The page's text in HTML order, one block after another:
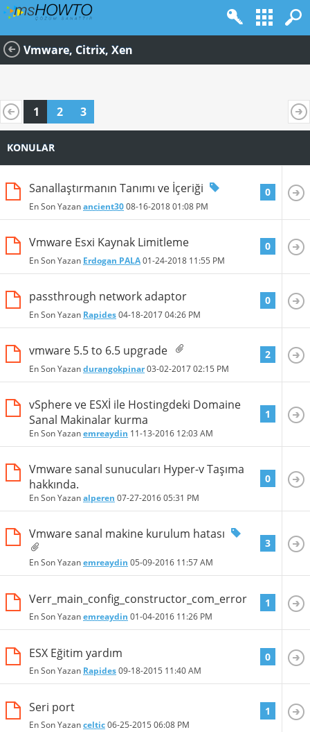
Vmware, Citrix, Xen
1 2 3
KONULAR
Sanallaştırmanın Tanımı ve İçeriği
En Son Yazanancient3008-16-201801:08 PM
0
Vmware Esxi Kaynak Limitleme
En Son Yazan Erdogan PALA01-24-2018 11:55 PM
0
passthrough network adaptor
En Son Yazan Rapides04-18-201704:26 PM
0
vmware 5.5 to 6.5 upgrade
En Son Yazandurangokpinar03-02-201702:15 PM
2
vSphere ve ESXİ ile Hostingdeki Domaine
Sanal Makinalar kurma
En Son Yazanemreaydin 11-13-2016 12:03 AM
1
Vmware sanal sunucuları Hyper-v Taşıma
hakkında.
En Son Yazanalperen 07-27-201605:31 PM
0
Vmware sanal makine kurulum hatası
En Son Yazanemreaydin 05-09-2016 11:57 AM
3
Verr_main_config_constructor_com_error
En Son Yazanemreaydin 01-04-2016 11:26 PM
1
ESX Eğitim yardım
En Son Yazan Rapides09-18-2015 11:40 AM
0
Seri port
En Son Yazanceltic06-25-2015 06:08 PM
1